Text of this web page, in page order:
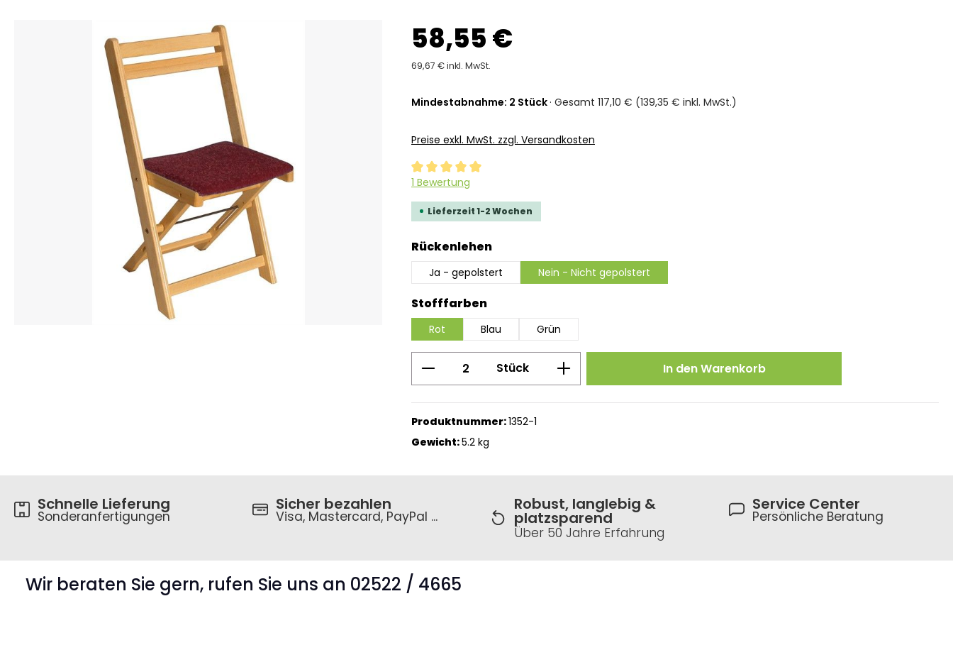
58,55 €
69,67 € inkl. MwSt.
Mindestabnahme: 2 Stück · Gesamt 117,10 € (139,35 € inkl. MwSt.)
Preise exkl. MwSt. zzgl. Versandkosten
Durchschnittliche Bewertung von 5 von 5 Sternen
1 Bewertung
Lieferzeit 1-2 Wochen
Rückenlehenauswählen
Ja - gepolstert Nein - Nicht gepolstert
Stofffarbenauswählen
Rot Blau Grün
Produkt Anzahl: Gib den gewünschten Wert ein oder benutze
Stück In den Warenkorb
Produktnummer:1352-1
Gewicht:5.2 kg
Schnelle Lieferung
Sonderanfertigungen
Sicher bezahlen
Visa, Mastercard, PayPal ...
Robust, langlebig &
platzsparend
Über 50 Jahre Erfahrung
Service Center
Persönliche Beratung
Wir beraten Sie gern, rufen Sie uns an 02522 / 4665